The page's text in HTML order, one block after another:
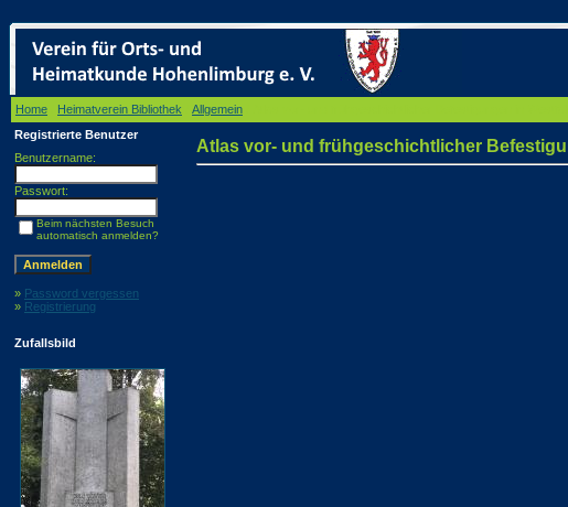
Home Heimatverein Bibliothek Allgemein
Registrierte Benutzer
Benutzername:
Passwort:
Beim nächsten Besuch
automatisch anmelden?
» Password vergessen
» Registrierung
Zufallsbild
Atlas vor- und frühgeschichtlicher